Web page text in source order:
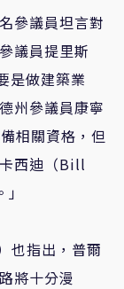
參議員坦言對
議員提里斯
是做建築業
州參議員康寧
相關資格，但
西迪（Bill
也指出，普爾
將十分漫